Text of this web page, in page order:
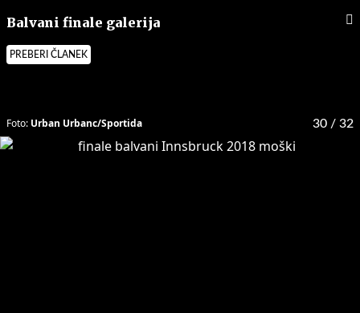
Balvani finale galerija
PREBERI ČLANEK
30 / 32
Foto: Urban Urbanc/Sportida